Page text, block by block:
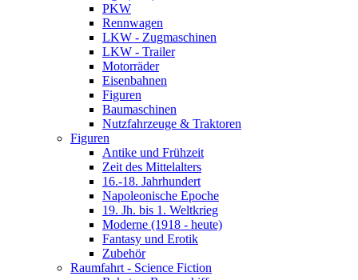
PKW
Rennwagen
LKW - Zugmaschinen
LKW - Trailer
Motorräder
Eisenbahnen
Figuren
Baumaschinen
Nutzfahrzeuge & Traktoren
Figuren
Antike und Frühzeit
Zeit des Mittelalters
16.-18. Jahrhundert
Napoleonische Epoche
19. Jh. bis 1. Weltkrieg
Moderne (1918 - heute)
Fantasy und Erotik
Zubehör
Raumfahrt - Science Fiction